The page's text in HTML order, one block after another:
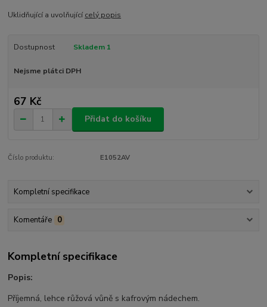
Uklidňující a uvolňující celý popis
Dostupnost Skladem 1
Nejsme plátci DPH
67 Kč
Přidat do košíku
Číslo produktu: E1052AV
Kompletní specifikace
Komentáře 0
Kompletní specifikace
Popis:
Příjemná, lehce růžová vůně s kafrovým nádechem.